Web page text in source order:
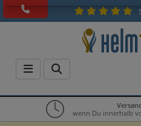
wenn Du innerhalb